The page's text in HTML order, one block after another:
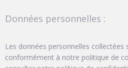
Données personnelles :
Les données personnelles
conformément à notre politique de